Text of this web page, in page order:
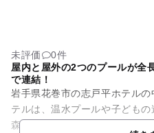
未評価
0件
屋内と屋外の2つのプールが全
で連結！
岩手県花巻市の志戸平ホテル
テルは、温水プールや子ども
森」などがあり、大人から子